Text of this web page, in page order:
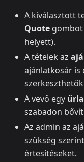
A kiválasztott
Quote
helyett).
A tételek az
ajánlatkosár is
A vevő egy
szabadon
Az admin az
szükség szerint
értesítéseket.